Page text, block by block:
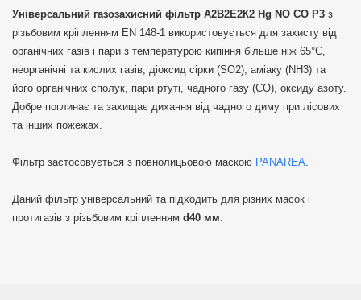
Універсальний газозахисний фільтр А2В2Е2К2 Нg NO CO P3 з
різьбовим кріпленням EN 148-1 використовується для захисту від
органічних газів і пари з температурою кипіння більше ніж 65°C,
неорганічні та кислих газів, діоксид сірки (SO2), аміаку (NH3) та
його органічних сполук, пари ртуті, чадного газу (CO), оксиду азоту.
Добре поглинає та захищає дихання від чадного диму при лісових
та інших пожежах.
Фільтр застосовується з повнолицьовою маскою PANAREA.
Даний фільтр універсальний та підходить для різних масок і
протигазів з різьбовим кріпленням d40 мм.